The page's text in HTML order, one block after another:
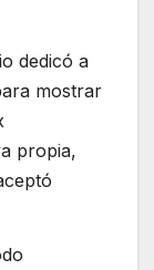
dedicó a
mostrar
propia,